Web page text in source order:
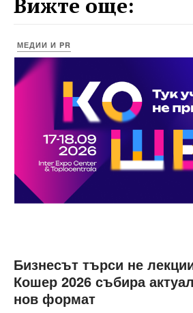
Вижте още:
МЕДИИ И PR
Бизнесът търси не
Кошер 2026 събира
нов формат